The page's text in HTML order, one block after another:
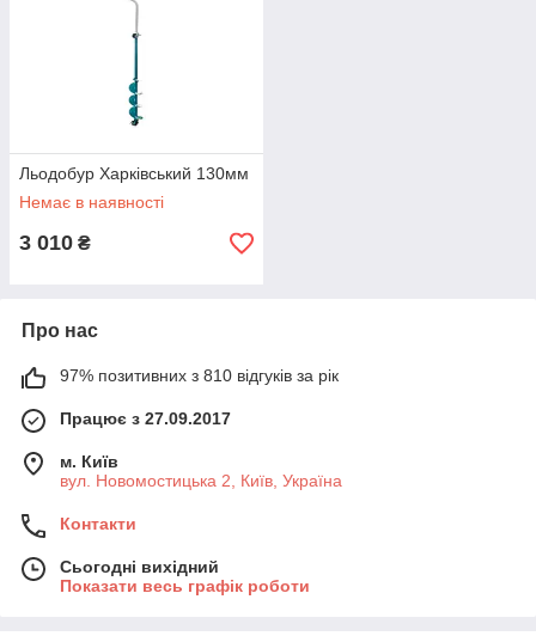
Льодобур Харківський 130мм
Немає в наявності
3 010 ₴
Про нас
97% позитивних з 810 відгуків за рік
Працює з 27.09.2017
м. Київ
вул. Новомостицька 2, Київ, Україна
Контакти
Сьогодні вихідний
Показати весь графік роботи